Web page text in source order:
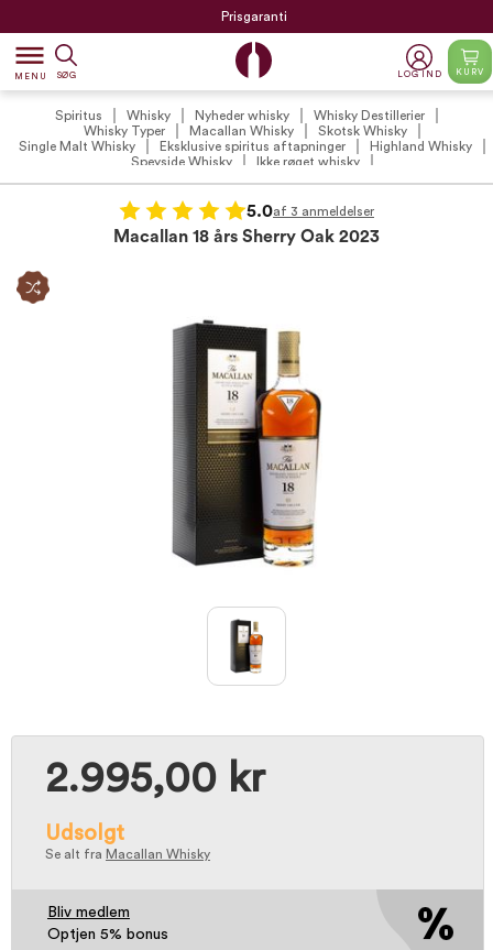
Prisgaranti
dehaze
MENU SØG LOG IND KURV
Spiritus Whisky Nyheder whisky
Whisky Destillerier
Whisky Typer
Macallan Whisky
Skotsk Whisky
Single Malt Whisky
Eksklusive spiritus aftapninger
Highland Whisky
Speyside Whisky
Ikke røget whisky
5.0af 3 anmeldelser
Macallan 18 års Sherry Oak 2023
2.995,00 kr
Udsolgt
Se alt fra Macallan Whisky
Bliv medlem
Optjen 5% bonus